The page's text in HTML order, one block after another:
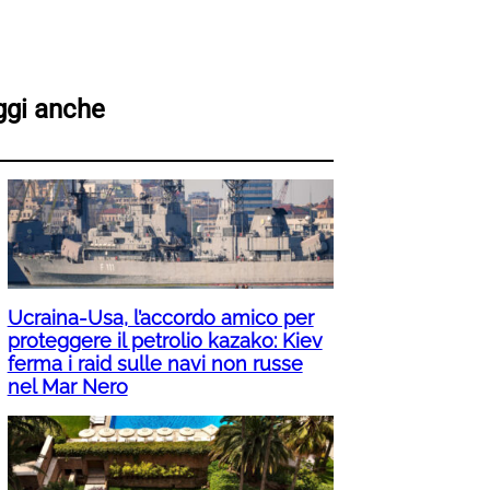
anche
Ucraina-Usa, l’accordo amico per
proteggere il petrolio kazako: Kiev
ferma i raid sulle navi non russe
nel Mar Nero